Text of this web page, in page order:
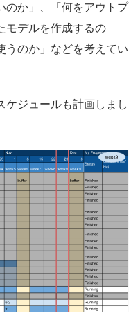
のか」、「何をアウトプ
モデルを作成するの
うのか」などを考えてい
ケジュールも計画しまし